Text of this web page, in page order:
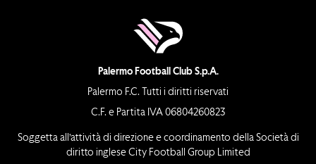
Palermo Football Club S.p.A.
Palermo F.C. Tutti i diritti riservati
C.F. e Partita IVA 06804260823
Soggetta all’attività di direzione e coordinamento della Società di
diritto inglese City Football Group Limited